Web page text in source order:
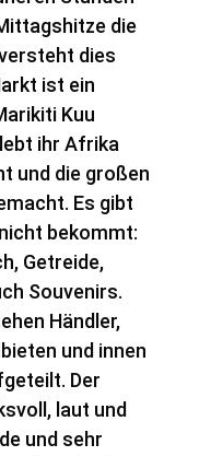
die
dies
ist ein
Kuu
ihr Afrika
und die großen
Es gibt
bekommt:
Getreide,
Souvenirs.
Händler,
und innen
Der
laut und
und sehr